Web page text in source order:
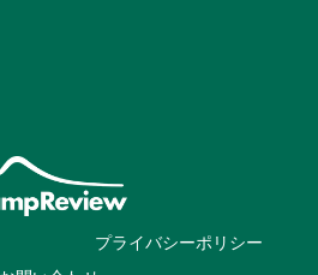
プライバシーポリシー